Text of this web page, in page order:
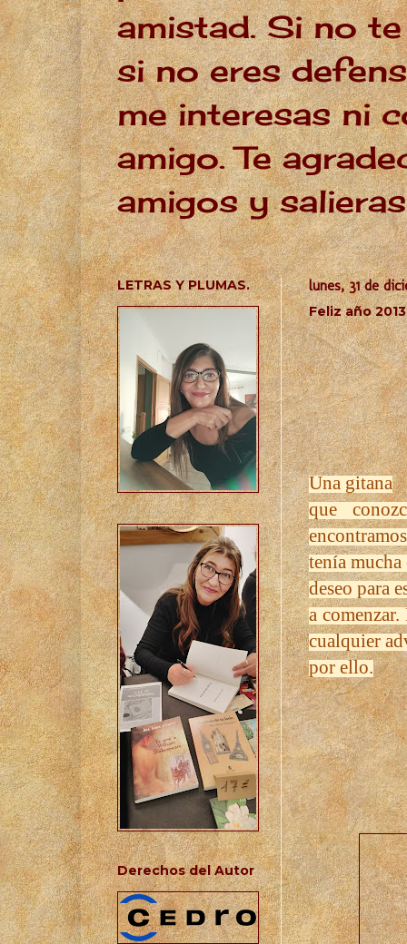
amistad. Si no
si no eres
me interesas ni
amigo. Te
amigos y
lunes, 31 de
Feliz año 2013
Una gitana
que
tenía mucha
deseo para
a
cualquier
por ello.
LETRAS Y PLUMAS.
Derechos del Autor